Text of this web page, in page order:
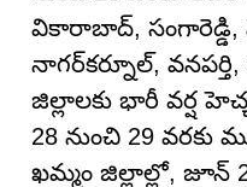
వికారాబాద్,
నాగర్‌కర్నూల్,
జిల్లాలకు భారీ వర్ష
28 నుంచి 29 వరకు
ఖమ్మం జిల్లాల్లో, జూన్